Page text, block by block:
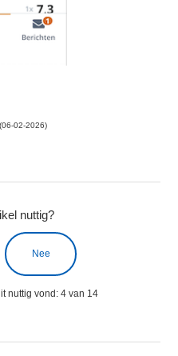
02-2026)
nuttig?
Nee
nuttig vond: 4 van 14